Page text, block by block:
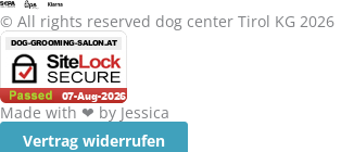
© All rights reserved dog center Tirol KG 2026
Made with ❤ by Jessica
Vertrag widerrufen